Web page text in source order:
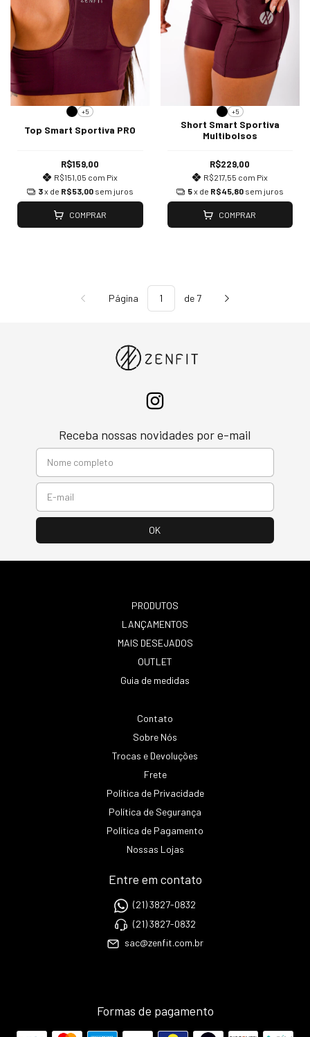
+5
Top Smart Sportiva PRO
R$159,00
R$151,05 com Pix
3x de R$53,00 sem juros
COMPRAR
+5
Short Smart Sportiva
Multibolsos
R$229,00
R$217,55 com Pix
5x de R$45,80 sem juros
COMPRAR
Página de 7
Receba nossas novidades por e-mail
PRODUTOS
LANÇAMENTOS
MAIS DESEJADOS
OUTLET
Guia de medidas
Contato
Sobre Nós
Trocas e Devoluções
Frete
Política de Privacidade
Política de Segurança
Política de Pagamento
Nossas Lojas
Entre em contato
(21) 3827-0832
(21) 3827-0832
sac@zenfit.com.br
Formas de pagamento